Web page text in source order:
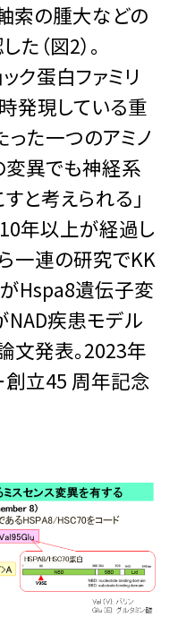
索の腫大などの
（図2）。
ク蛋白ファミリ
発現している重
った一つのアミノ
異でも神経系
と考えられる」
年以上が経過し
一連の研究でKK
Hspa8遺伝子変
NAD疾患モデル
文発表。2023年
創立45 周年記念